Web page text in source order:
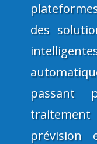
des
passant
prévision